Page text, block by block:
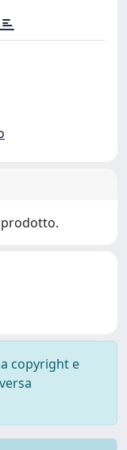
prodotto.
copyright e